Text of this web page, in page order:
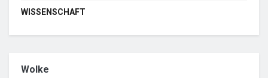
WISSENSCHAFT
Wolke